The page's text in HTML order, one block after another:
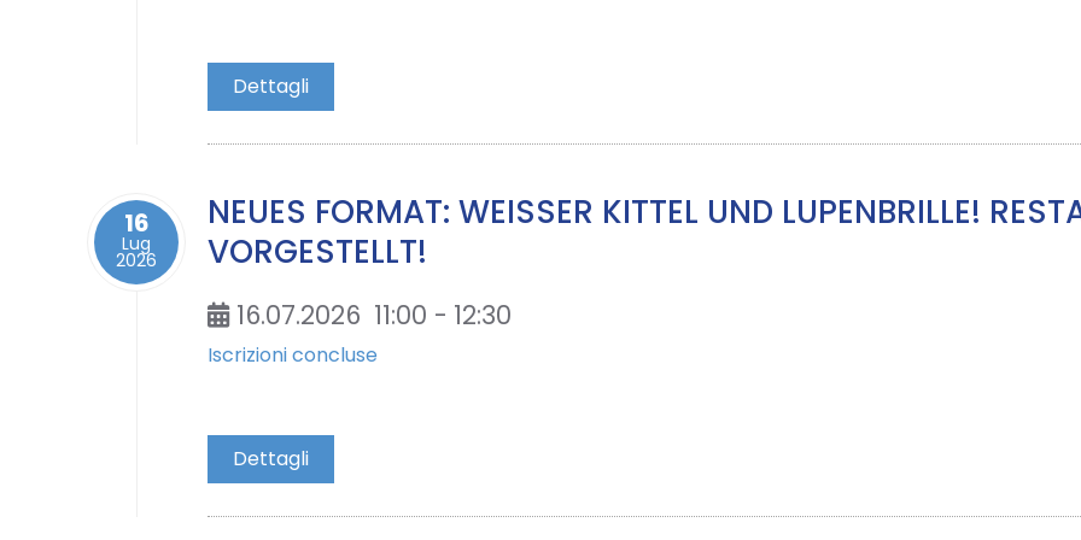
Dettagli
16
Lug
2026
NEUES FORMAT: WEISSER KITTEL UND LUPENBRILLE!
ORGESTELLT!
16.07.2026 11:00 - 12:30
Iscrizioni concluse
Dettagli